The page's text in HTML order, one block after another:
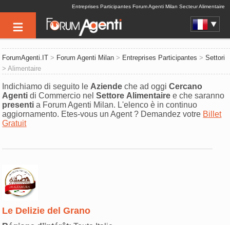
Entreprises Participantes Forum Agenti Milan Secteur Alimentaire
ForumAgenti.IT > Forum Agenti Milan > Entreprises Participantes >Settori
> Alimentaire
Indichiamo di seguito le Aziende che ad oggiCercano
Agenti di Commercio nelSettore Alimentaire e che saranno
presenti a Forum Agenti Milan. L'elenco è in continuo
aggiornamento. Etes-vous un Agent ? Demandez votre Billet
Gratuit
Le Delizie del Grano